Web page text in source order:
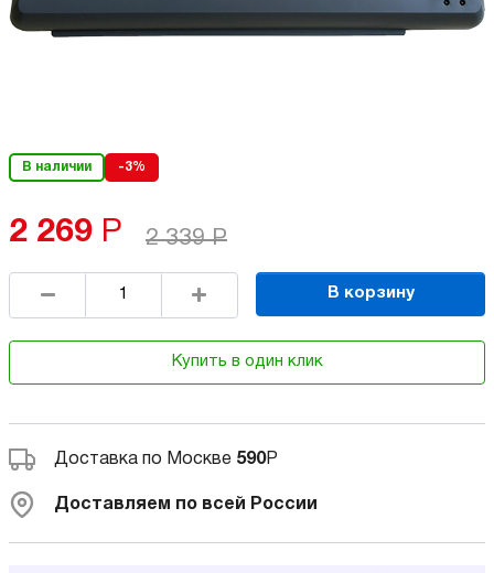
В наличии -3%
2 269 Р 2 339 Р
В корзину
Купить в один клик
Доставка по Москве 590Р
Доставляем по всей России